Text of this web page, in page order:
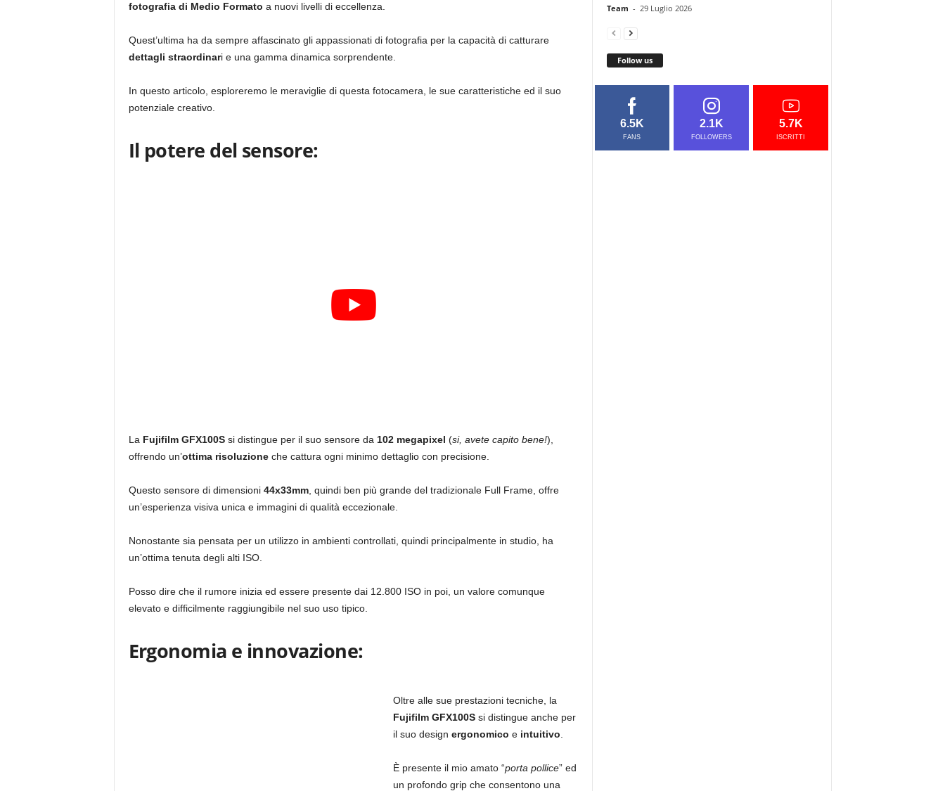
fotografia di Medio Formato a nuovi livelli di eccellenza.
Quest’ultima ha da sempre affascinato gli appassionati di fotografia per la capacità di catturare
dettagli straordinari e una gamma dinamica sorprendente.
In questo articolo, esploreremo le meraviglie di questa fotocamera, le sue caratteristiche ed il suo
potenziale creativo.
Il potere del sensore:
La Fujifilm GFX100Ssi distingue per il suo sensore da 102 megapixel (si, avete capito bene!),
offrendo un’ottima risoluzioneche cattura ogni minimo dettaglio con precisione.
Questo sensore di dimensioni 44x33mm, quindi ben più grande del tradizionale Full Frame, offre
un’esperienza visiva unica e immagini di qualità eccezionale.
Nonostante sia pensata per un utilizzo in ambienti controllati, quindi principalmente in studio, ha
un’ottima tenuta degli alti ISO.
Posso dire che il rumore inizia ed essere presente dai 12.800 ISO in poi, un valore comunque
elevato e difficilmente raggiungibile nel suo uso tipico.
Ergonomia e innovazione:
Oltre alle sue prestazioni tecniche, la
Fujifilm GFX100Ssi distingue anche per
il suo design ergonomico e intuitivo
È presente il mio amato “porta pollice” ed
un profondo grip che consentono una
Team - 29 Luglio 2026
Follow us
6.5K
FANS
2.1K
FOLLOWERS
5.7K
ISCRITTI